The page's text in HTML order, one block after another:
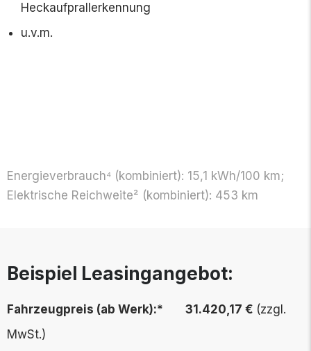
Heckaufprallerkennung
u.v.m.
Energieverbrauch⁴ (kombi­niert): 15,1 kWh/100 km;
Elektrische Reichweite² (kombiniert): 453 km
Beispiel Leasingangebot:
Fahrzeugpreis (ab Werk):* 31.420,17 € (zzgl.
MwSt.)